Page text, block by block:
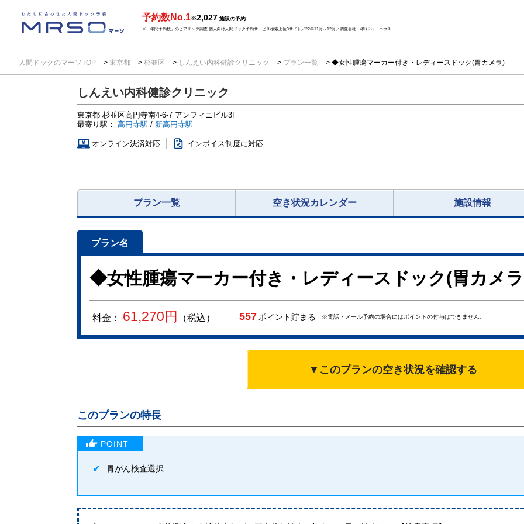
予約数No.1※2,027 施設の予約
※「年間予約数」のヒアリング調査 個人向け人間ドック予約サービス検索上位3サイト／22年11月～12月／調査会社：(株)ドゥ・ハウス
人間ドックのマーソTOP 東京都 杉並区 しんえい内科健診クリニック プラン一覧 ◆女性腫瘍マーカー付き・レディースドック(胃カメラ)
しんえい内科健診クリニック
東京都 杉並区高円寺南4-6-7 アンフィニビル3F
最寄り駅： 高円寺駅 / 新高円寺駅
オンライン決済対応 インボイス制度に対応
プラン一覧 空き状況カレンダー 施設情報
◆女性腫瘍マーカー付き・レディースドック(胃カメ
料金： 61,270円 （税込） 557 ポイント貯まる ※電話・メール予約の場合にはポイントの付与はできません。
▼このプランの空き状況を確認する
このプランの特長
胃がん検査選択